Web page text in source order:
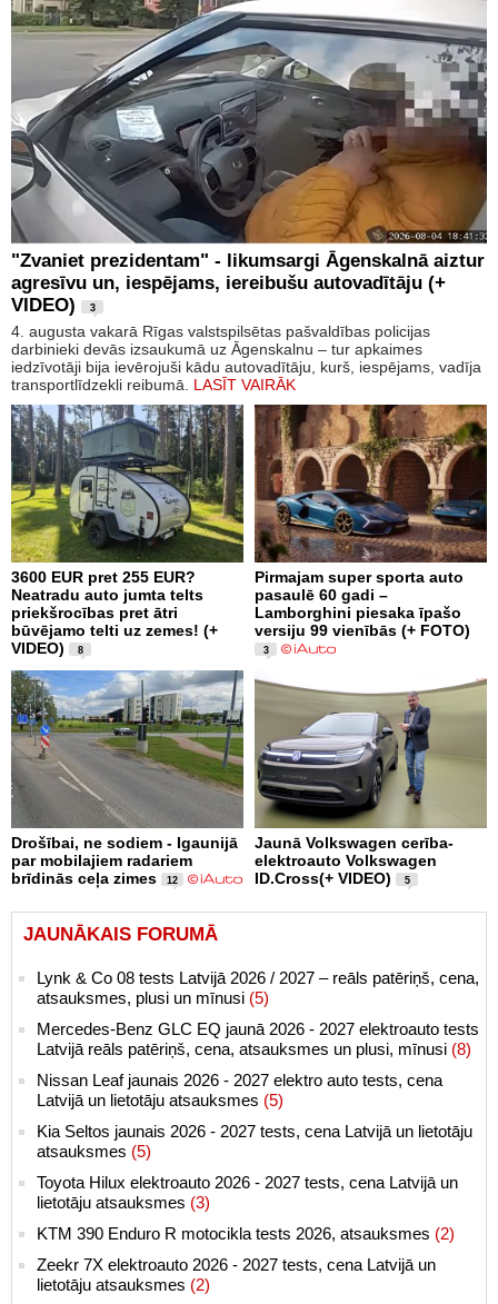
"Zvaniet prezidentam" - likumsargi Āgenskalnā aiztur
agresīvu un, iespējams, iereibušu autovadītāju (+
VIDEO)
3
4. augusta vakarā Rīgas valstspilsētas pašvaldības policijas
darbinieki devās izsaukumā uz Āgenskalnu – tur apkaimes
iedzīvotāji bija ievērojuši kādu autovadītāju, kurš, iespējams, vadīja
transportlīdzekli reibumā. LASĪT VAIRĀK
3600 EUR pret 255 EUR?
Neatradu auto jumta telts
priekšrocības pret ātri
būvējamo telti uz zemes! (+
VIDEO)
8
Pirmajam super sporta auto
pasaulē 60 gadi –
Lamborghini piesaka īpašo
versiju 99 vienībās (+ FOTO)
3
Drošībai, ne sodiem - Igaunijā
par mobilajiem radariem
brīdinās ceļa zimes
12
Jaunā Volkswagen cerība-
elektroauto Volkswagen
ID.Cross(+ VIDEO)
5
JAUNĀKAIS FORUMĀ
Lynk & Co 08 tests Latvijā 2026 / 2027 – reāls patēriņš, cena,
atsauksmes, plusi un mīnusi (5)
Mercedes-Benz GLC EQ jaunā 2026 - 2027 elektroauto tests
Latvijā reāls patēriņš, cena, atsauksmes un plusi, mīnusi (8)
Nissan Leaf jaunais 2026 - 2027 elektro auto tests, cena
Latvijā un lietotāju atsauksmes (5)
Kia Seltos jaunais 2026 - 2027 tests, cena Latvijā un lietotāju
atsauksmes (5)
Toyota Hilux elektroauto 2026 - 2027 tests, cena Latvijā un
lietotāju atsauksmes (3)
KTM 390 Enduro R motocikla tests 2026, atsauksmes (2)
Zeekr 7X elektroauto 2026 - 2027 tests, cena Latvijā un
lietotāju atsauksmes (2)